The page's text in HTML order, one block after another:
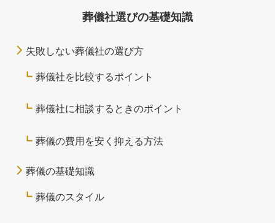
葬儀社選びの基礎知識
失敗しない葬儀社の選び方
葬儀社を比較するポイント
葬儀社に相談するときのポイント
葬儀の費用を安く抑える方法
葬儀の基礎知識
葬儀のスタイル